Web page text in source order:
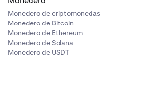
Monedero de criptomonedas
Monedero de Bitcoin
Monedero de Ethereum
Monedero de Solana
Monedero de USDT